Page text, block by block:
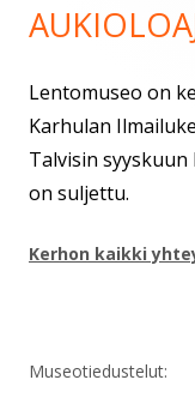
Lentomuseo on
Karhulan
Talvisin
on suljettu.
Kerhon kaikki
Museotiedustelut: